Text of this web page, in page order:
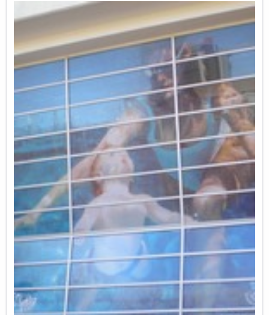
tenemos zonas donde no hay o son escasos. La
puerta del Centro de Servicios Sociales, en la C/
San Juan de la Peña, es un punto de espera
frecuente para las personas mayores que
acuden al centro y necesitan esperar sentados,
y donde se han retirado los bancos que había
más cercanos a su entrada. Solicitamos por
tanto que se repongan, desplazando o
reubicando si fuera necesario aparcabicis o
zona de carga y descarga. En la acera norte de
la C/Santiago Rusiñol, donde se accede al
instituto y al polideportivo Marni tan sólo hay
dos bancos, cuando es una acera muy
concurrida del barrio, por lo que habría que
instalar varios más.
Proponemos además colocar un número
suficiente de bancos a lo largo de la acera sur
de la avda Hermanos Machado, desde Orriols
hasta la avda Alfahuir. Esta es una ruta